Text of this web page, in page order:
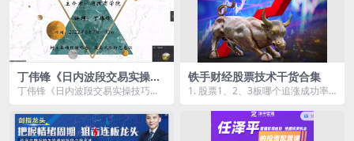
丁伟锋《日内波段交易实操技
巧》3天课程
丁伟锋《日内波段交易实操技巧》3
铁手财经股票技术干货合集
1. 股票1、2、3板哪个追涨成功率
相！.mp4 2...